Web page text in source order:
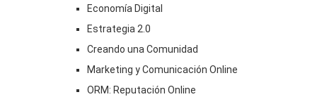
Economía Digital
Estrategia 2.0
Creando una Comunidad
Marketing y Comunicación Online
ORM: Reputación Online